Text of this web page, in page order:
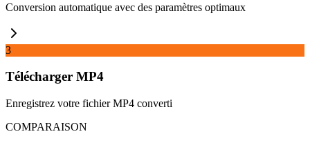
Conversion automatique avec des paramètres optimaux
3
Télécharger MP4
Enregistrez votre fichier MP4 converti
COMPARAISON